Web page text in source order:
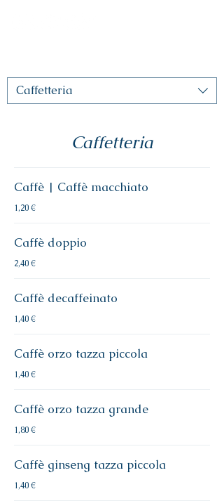
Caffetteria
Caffetteria
Caffè | Caffè macchiato
1,20 €
Caffè doppio
2,40 €
Caffè decaffeinato
1,40 €
Caffè orzo tazza piccola
1,40 €
Caffè orzo tazza grande
1,80 €
Caffè ginseng tazza piccola
1,40 €